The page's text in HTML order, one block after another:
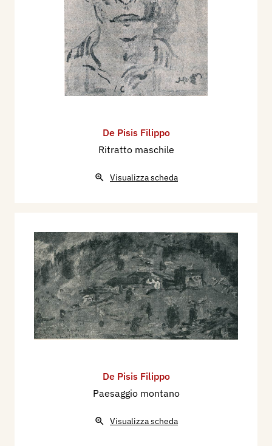
De Pisis Filippo
Ritratto maschile
Visualizza scheda
De Pisis Filippo
Paesaggio montano
Visualizza scheda